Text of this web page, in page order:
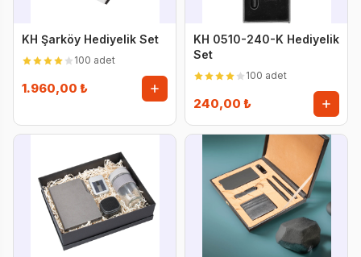
KH Şarköy Hediyelik Set
100 adet
1.960,00 ₺
KH 0510-240-K Hediyelik
Set
100 adet
240,00 ₺